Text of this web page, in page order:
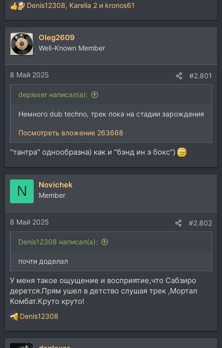
Р
е
а
к
ц
и
и
:
Denis12308, Karelia 2 и kronos61
Oleg2609
Well-Known Member
8 Май 2025 #2.801
deplexer написал(а):
Немного dub techno, трек пока на стадии зарождения
Посмотреть вложение 263668
"тантра" однообразна) как и "бэнд ин э бокс")
N Novichek
Member
8 Май 2025 #2.802
Denis12308 написал(а):
почти доделал
У меня такое ощущение и восприятие,что Сабзиро
дерется.Прям ушел в детство слушая трек ,Мортал
Комбат.Круто круто!
Р
е
а
Denis12308